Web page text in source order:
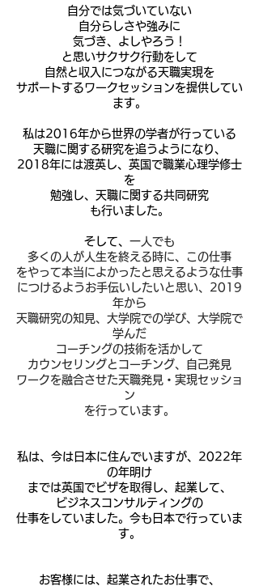
自分では気づいていない
自分らしさや強みに
気づき、よしやろう！
と思いサクサク行動をして
自然と収入につながる天職実現を
サポートするワークセッションを提供してい
ます。
私は2016年から世界の学者が行っている
天職に関する研究を追うようになり、
2018年には渡英し、英国で職業心理学修士
を
勉強し、天職に関する共同研究
も行いました。
そして、 一人でも
多くの人が人生を終える時に、この仕事
をやって本当によかったと思えるような仕事
につけるようお手伝いしたいと思い、2019
年から
天職研究の知見、大学院での学び、大学院で
学んだ
コーチングの技術を活かして
カウンセリングとコーチング、自己発見
ワークを融合させた天職発見・実現セッショ
ン
を行っています。
私は、今は日本に住んでいますが、2022年
の年明け
までは英国でビザを取得し、起業して、
ビジネスコンサルティングの
仕事をしていました。今も日本で行っていま
す。
お客様には、 起業されたお仕事で、